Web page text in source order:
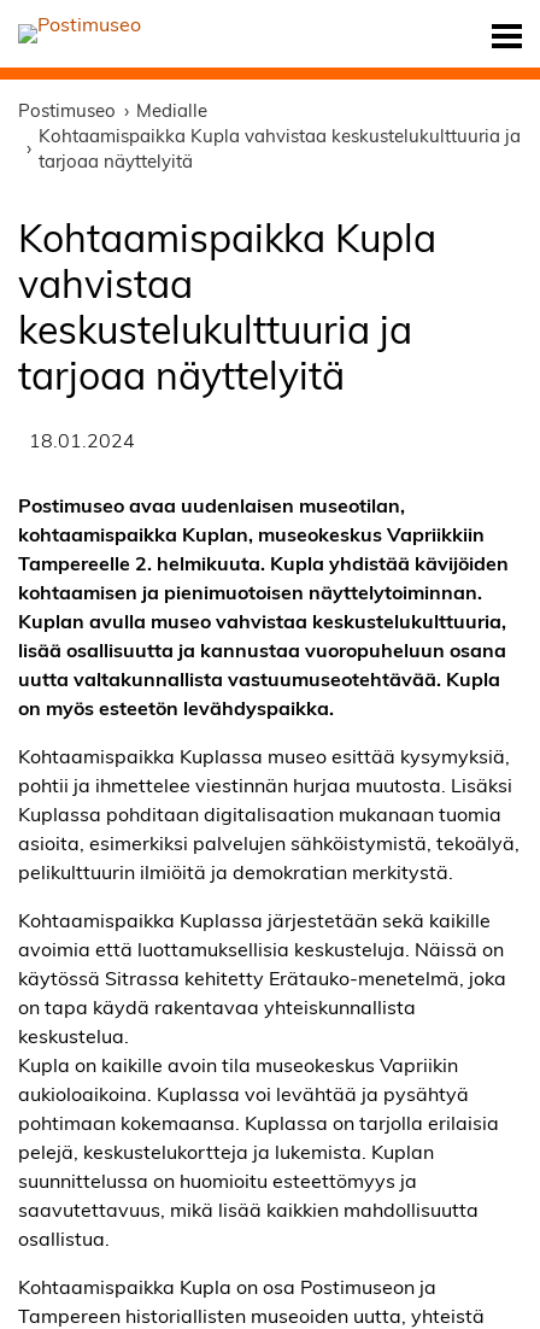
Postimuseo
Medialle
Kohtaamispaikka Kupla vahvistaa keskustelukulttuuria ja
tarjoaa näyttelyitä
Kohtaamispaikka Kupla
vahvistaa
keskustelukulttuuria ja
tarjoaa näyttelyitä
18.01.2024
Postimuseo avaa uudenlaisen museotilan,
kohtaamispaikka Kuplan, museokeskus Vapriikkiin
Tampereelle 2. helmikuuta. Kupla yhdistää kävijöiden
kohtaamisen ja pienimuotoisen näyttelytoiminnan.
Kuplan avulla museo vahvistaa keskustelukulttuuria,
lisää osallisuutta ja kannustaa vuoropuheluun osana
uutta valtakunnallista vastuumuseotehtävää. Kupla
on myös esteetön levähdyspaikka.
Kohtaamispaikka Kuplassa museo esittää kysymyksiä,
pohtii ja ihmettelee viestinnän hurjaa muutosta. Lisäksi
Kuplassa pohditaan digitalisaation mukanaan tuomia
asioita, esimerkiksi palvelujen sähköistymistä, tekoälyä,
pelikulttuurin ilmiöitä ja demokratian merkitystä.
Kohtaamispaikka Kuplassa järjestetään sekä kaikille
avoimia että luottamuksellisia keskusteluja. Näissä on
käytössä Sitrassa kehitetty Erätauko-menetelmä, joka
on tapa käydä rakentavaa yhteiskunnallista
keskustelua.
Kupla on kaikille avoin tila museokeskus Vapriikin
aukioloaikoina. Kuplassa voi levähtää ja pysähtyä
pohtimaan kokemaansa. Kuplassa on tarjolla erilaisia
pelejä, keskustelukortteja ja lukemista. Kuplan
suunnittelussa on huomioitu esteettömyys ja
saavutettavuus, mikä lisää kaikkien mahdollisuutta
osallistua.
Kohtaamispaikka Kupla on osa Postimuseon ja
Tampereen historiallisten museoiden uutta, yhteistä